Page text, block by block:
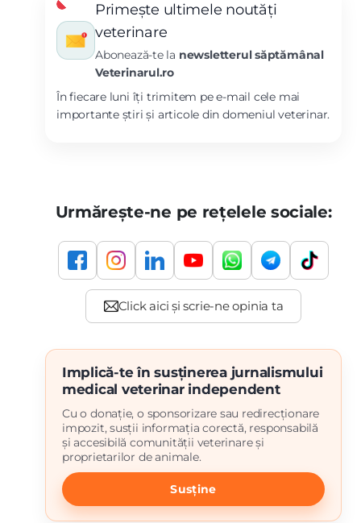
Primește ultimele noutăți
veterinare
Abonează-te la newsletterul săptămânal
Veterinarul.ro
În fiecare luni îți trimitem pe e-mail cele mai
importante știri și articole din domeniul veterinar.
Urmărește-ne pe rețelele sociale:
Implică-te în susținerea jurnalismului
medical veterinar independent
Cu o donație, o sponsorizare sau redirecționare
impozit, susții informația corectă, responsabilă
și accesibilă comunității veterinare și
proprietarilor de animale.
Susține